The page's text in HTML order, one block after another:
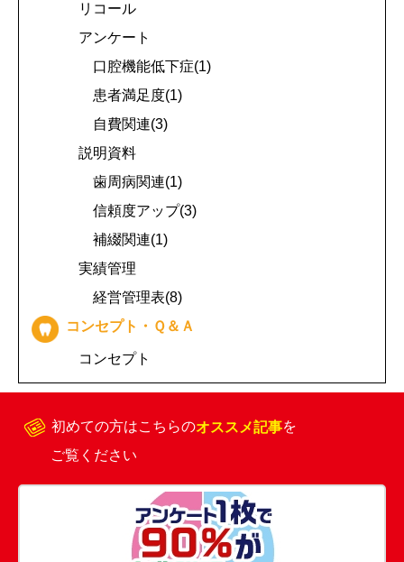
リコール
アンケート
口腔機能低下症(1)
患者満足度(1)
自費関連(3)
説明資料
歯周病関連(1)
信頼度アップ(3)
補綴関連(1)
実績管理
経営管理表(8)
コンセプト・Ｑ＆Ａ
コンセプト
初めての方はこちらのオススメ記事を
ご覧ください